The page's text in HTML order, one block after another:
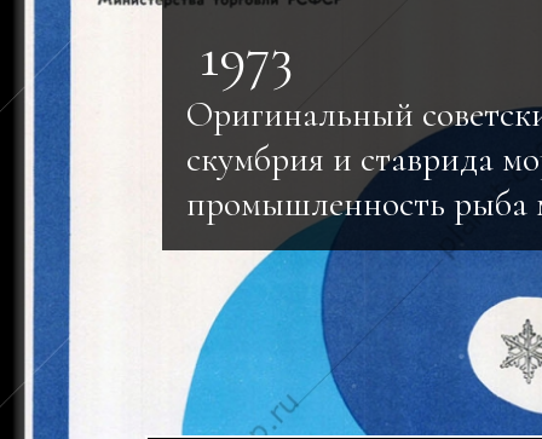
1973
Оригинальный
скумбрия и ставрида
промышленность рыба